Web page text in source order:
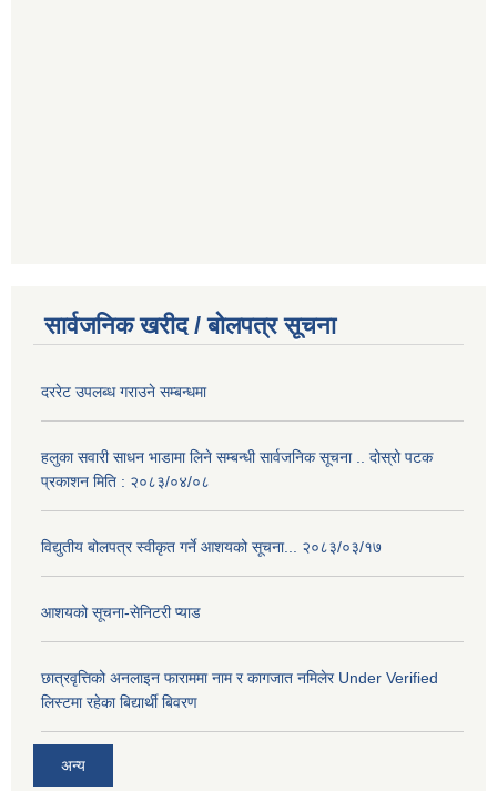
सार्वजनिक खरीद / बोलपत्र सूचना
दररेट उपलब्ध गराउने सम्बन्धमा
हलुका सवारी साधन भाडामा लिने सम्बन्धी सार्वजनिक सूचना .. दोस्रो पटक
प्रकाशन मिति : २०८३/०४/०८
विद्युतीय बोलपत्र स्वीकृत गर्ने आशयको सूचना... २०८३/०३/१७
आशयको सूचना-सेनिटरी प्याड
छात्रवृत्तिको अनलाइन फाराममा नाम र कागजात नमिलेर Under Verified
लिस्टमा रहेका बिद्यार्थी बिवरण
अन्य